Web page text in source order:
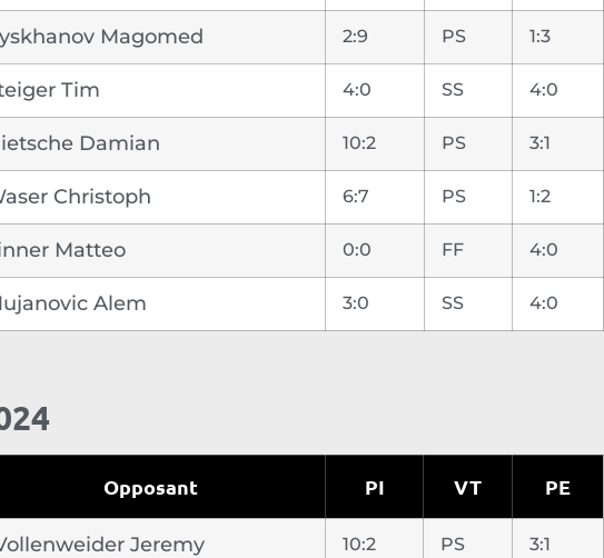
Magomed 2:9 PS 1:3
Tim 4:0 SS 4:0
Damian 10:2 PS 3:1
Christoph 6:7 PS 1:2
Matteo 0:0 FF 4:0
Alem 3:0 SS 4:0
Opposant PI VT PE
Jeremy 10:2 PS 3:1